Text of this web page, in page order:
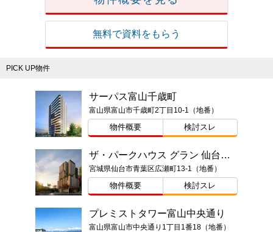
無料で資料をもらう
PICK UP物件
サーパス富山千歳町
富山県富山市千歳町2丁目10-1（地番）
物件概要 検討スレ
ザ・パークハウス グラン 仙台広瀬町
宮城県仙台市青葉区広瀬町13-1（地番）
物件概要 検討スレ
プレミストタワー富山中央通り
富山県富山市中央通り1丁目1番18（地番）